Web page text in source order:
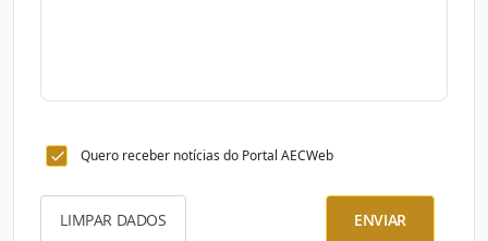
Quero receber notícias do Portal AECWeb
LIMPAR DADOS ENVIAR